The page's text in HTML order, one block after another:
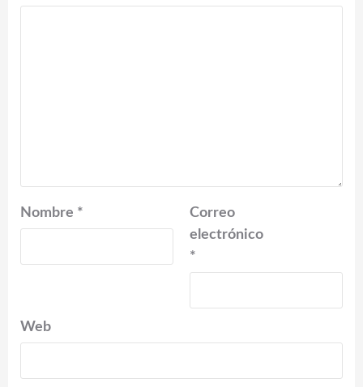
Nombre *
Correo
electrónico
*
Web